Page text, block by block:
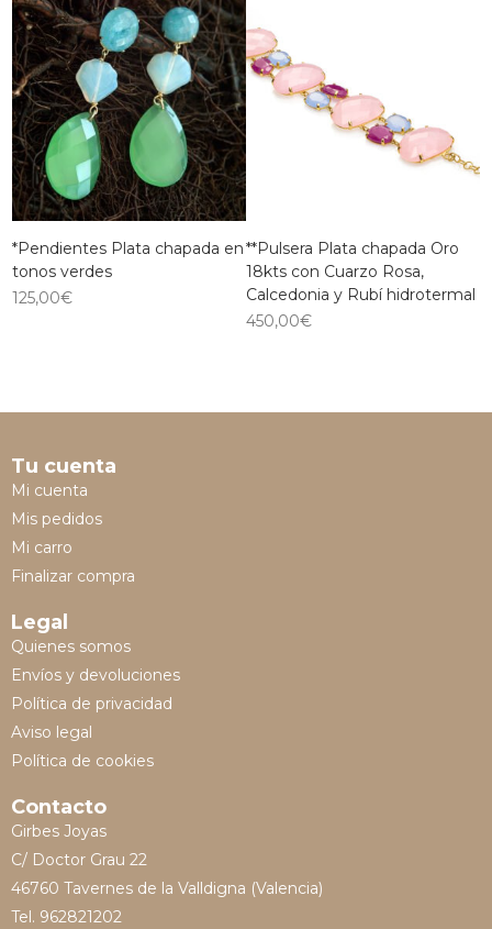
*Pendientes Plata chapada en
tonos verdes
125,00€
**Pulsera Plata chapada Oro
18kts con Cuarzo Rosa,
Calcedonia y Rubí hidrotermal
450,00€
Tu cuenta
Mi cuenta
Mis pedidos
Mi carro
Finalizar compra
Legal
Quienes somos
Envíos y devoluciones
Política de privacidad
Aviso legal
Política de cookies
Contacto
Girbes Joyas
C/ Doctor Grau 22
46760 Tavernes de la Valldigna (Valencia)
Tel. 962821202